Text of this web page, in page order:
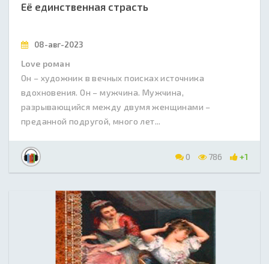
Её единственная страсть
08-авг-2023
Love роман
Он – художник в вечных поисках источника
вдохновения. Он – мужчина. Мужчина,
разрывающийся между двумя женщинами –
преданной подругой, много лет...
0 786 +1